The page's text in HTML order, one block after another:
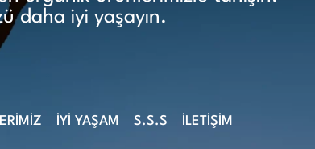
daha iyi yaşayın.
İYİ YAŞAM S.S.S İLETİŞİM